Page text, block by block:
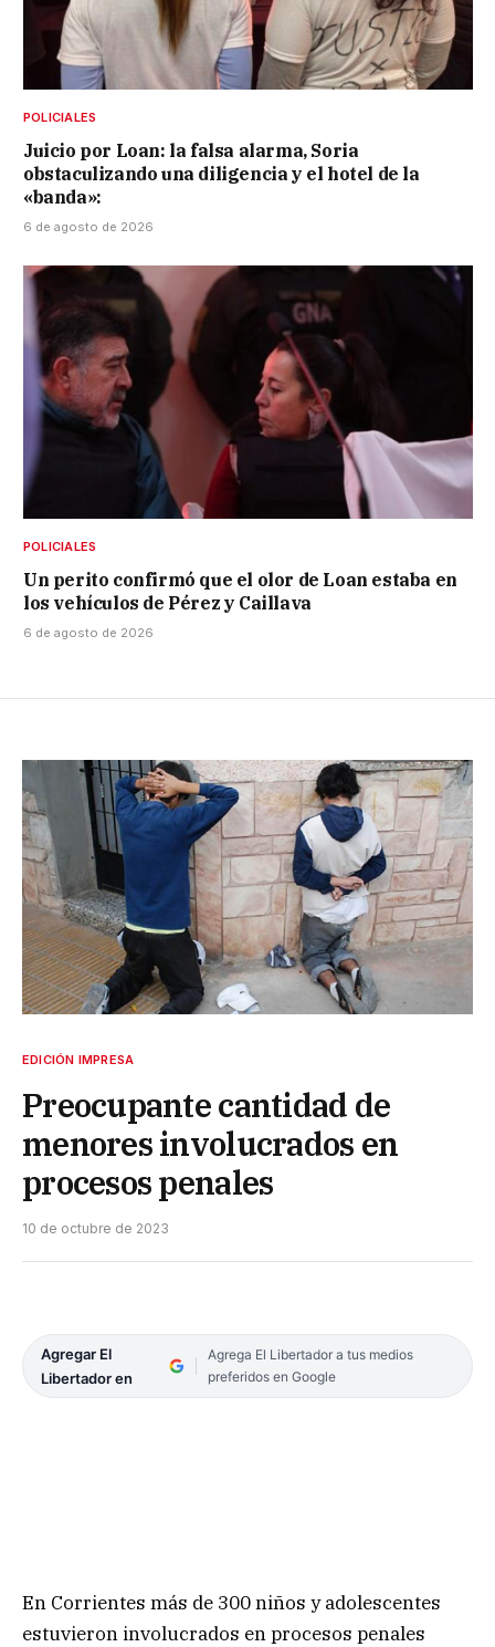
POLICIALES
Juicio por Loan: la falsa alarma, Soria
obstaculizando una diligencia y el hotel de la
«banda»:
6 de agosto de 2026
POLICIALES
Un perito confirmó que el olor de Loan estaba en
los vehículos de Pérez y Caillava
6 de agosto de 2026
EDICIÓN IMPRESA
Preocupante cantidad de
menores involucrados en
procesos penales
10 de octubre de 2023
Agregar El
Libertador en
Agrega El Libertador a tus medios
preferidos en Google
En Corrientes más de 300 niños y adolescentes
estuvieron involucrados en procesos penales